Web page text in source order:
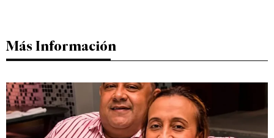
Más Información